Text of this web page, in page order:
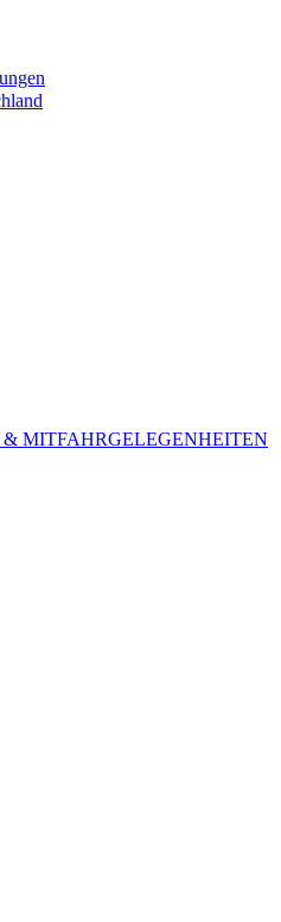
MITFAHRGELEGENHEITEN